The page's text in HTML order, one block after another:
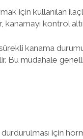
için kullanılan
kanamayı kontrol
kanama
Bu müdahale
için